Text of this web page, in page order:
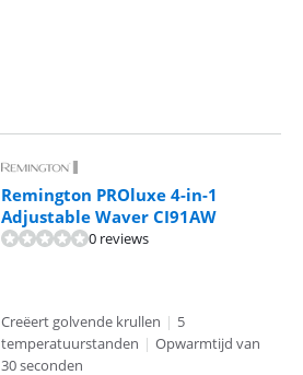
Remington PROluxe 4-in-1
Adjustable Waver CI91AW
0 reviews
Creëert golvende krullen | 5
temperatuurstanden | Opwarmtijd van
30 seconden